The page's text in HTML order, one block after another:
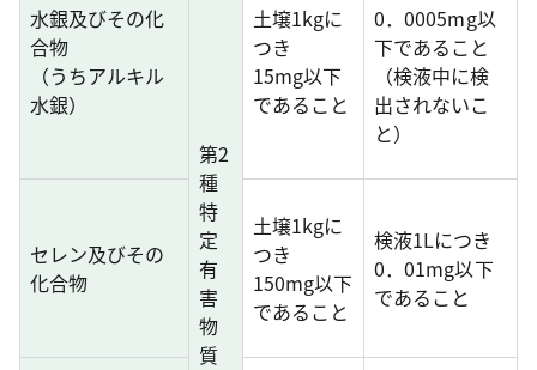
第2
種
特
定
有
害
物
質
水銀及びその化
合物
（うちアルキル
水銀）
土壌1kgに
つき
15mg以下
であること
0．0005mg以
下であること
（検液中に検
出されないこ
と）
セレン及びその
化合物
土壌1kgに
つき
150mg以下
であること
検液1Lにつき
0．01mg以下
であること